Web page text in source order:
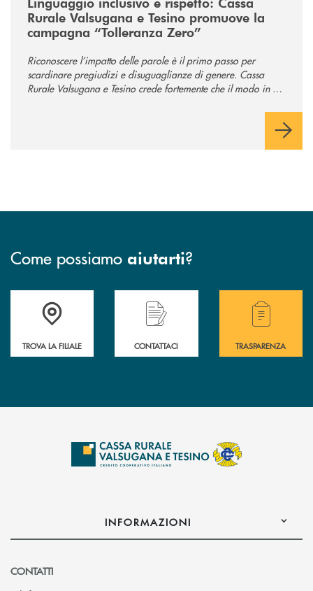
Rurale Valsugana e Tesino promuove la
campagna “Tolleranza Zero”
Riconoscere l’impatto delle parole è il primo passo per
scardinare pregiudizi e disuguaglianze di genere. Cassa
Rurale Valsugana e Tesino crede fortemente che il modo in cui
Come possiamo aiutarti?
Accedi all' elenco completo delle filiali .
TROVA LA FILIALE
Hai bisogno di assistenza immediata?
CONTATTACI
Hai bisogno di
TRASPARENZA
INFORMAZIONI
CONTATTI